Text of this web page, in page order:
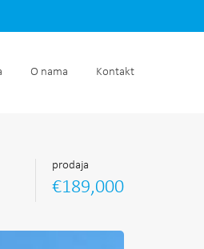
režija O nama Kontakt
O nama Kontakt
prodaja
€189,000